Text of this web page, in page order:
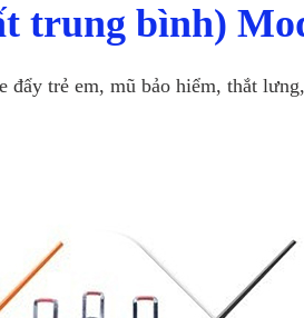
trung bình)
trẻ em, mũ bảo hiểm, thắt